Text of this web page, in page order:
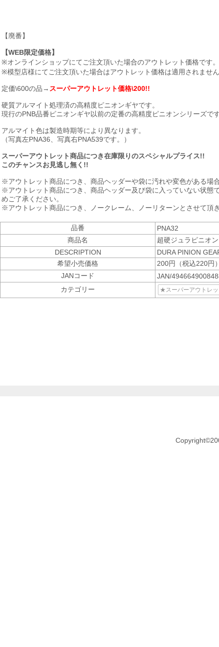
【廃番】
【WEB限定価格】
※オンラインショップにてご注文頂いた場合のアウトレット価格です。
※模型店様にてご注文頂いた場合はアウトレット価格は適用されませ
定価\600の品→ スーパーアウトレット価格\200!!
硬質アルマイト処理済の高精度ピニオンギヤです。
現行のPNB品番ピニオンギヤ以前の定番の高精度ピニオンシリーズで
アルマイト色は製造時期等により異なります。
（写真左PNA36、写真右PNA539です。）
スーパーアウトレット商品につき在庫限りのスペシャルプライス!!
このチャンスお見逃し無く!!
※アウトレット商品につき、商品ヘッダーや袋に汚れや変色がある場
※アウトレット商品につき、商品ヘッダー及び袋に入っていない状態
めご了承ください。
※アウトレット商品につき、ノークレーム、ノーリターンとさせて頂
品番
PNA32
商品名
超硬ジュラピニ
DESCRIPTION
DURA PINION
希望小売価格
200円（税込220円
JANコード
JAN/
カテゴリー
★スーパーアウトレ